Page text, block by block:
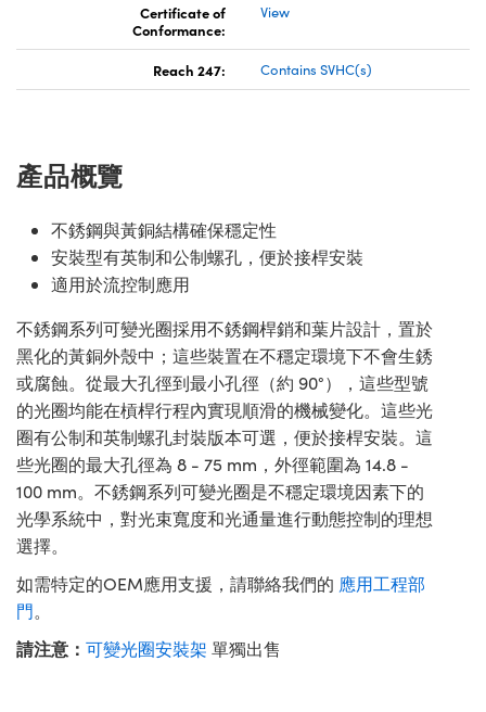
Certificate of
Conformance:
View
Reach 247: Contains SVHC(s)
產品概覽
不銹鋼與黃銅結構確保穩定性
安裝型有英制和公制螺孔，便於接桿安裝
適用於流控制應用
不銹鋼系列可變光圈採用不銹鋼桿銷和葉片設計，置於
黑化的黃銅外殼中；這些裝置在不穩定環境下不會生銹
或腐蝕。從最大孔徑到最小孔徑（約 90°），這些型號
的光圈均能在槓桿行程內實現順滑的機械變化。這些光
圈有公制和英制螺孔封裝版本可選，便於接桿安裝。這
些光圈的最大孔徑為 8 - 75 mm，外徑範圍為 14.8 -
100 mm。不銹鋼系列可變光圈是不穩定環境因素下的
光學系統中，對光束寬度和光通量進行動態控制的理想
選擇。
如需特定的OEM應用支援，請聯絡我們的 應用工程部
門。
請注意： 可變光圈安裝架 單獨出售